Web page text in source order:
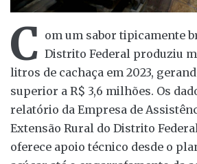
C om um sabor tipicamente
Distrito Federal produziu
litros de cachaça em 2023,
superior a R$ 3,6 milhões. Os
relatório da Empresa de
Extensão Rural do Distrito
oferece apoio técnico desde o